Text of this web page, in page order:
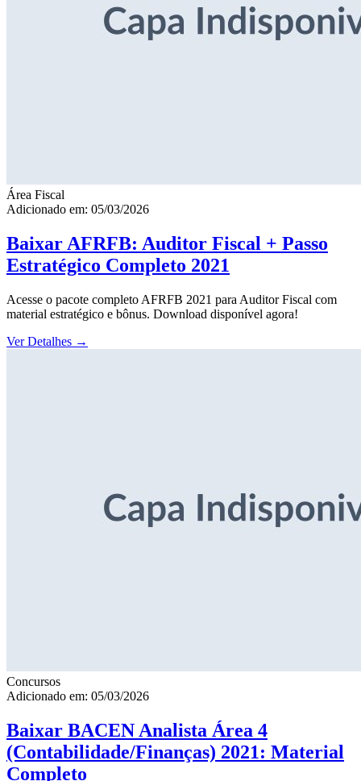
Área Fiscal
Adicionado em: 05/03/2026
Baixar AFRFB: Auditor Fiscal + Passo
Estratégico Completo 2021
Acesse o pacote completo AFRFB 2021 para Auditor Fiscal com
material estratégico e bônus. Download disponível agora!
Ver Detalhes →
Concursos
Adicionado em: 05/03/2026
Baixar BACEN Analista Área 4
(Contabilidade/Finanças) 2021: Material
Completo